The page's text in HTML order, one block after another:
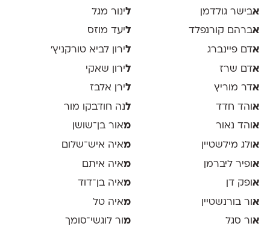
אבישר גולדמן
אברהם קורנפלד
אדם פיינברג
אדם שרז
אדר מוריץ
אוהד חדד
אוהד נאור
אולג מילשטיין
אופיר ליברמן
אופק דן
אור בורנשטיין
אור סגל
לינור מגל
ליעד מוזס
לירון לביא טורקניץ׳
לירון שאקי
לירן אלבז
לנה חודבקו מור
מאור בן־שושן
מאיה איש־שלום
מאיה איתם
מאיה בן־דוד
מאיה טל
מור לוגשי־סומך